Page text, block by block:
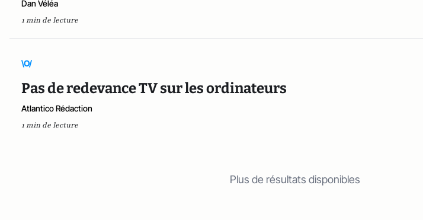
Dan Véléa
1 min de lecture
\O/
Pas de redevance TV sur les ordinateurs
Atlantico Rédaction
1 min de lecture
Plus de résultats disponibles